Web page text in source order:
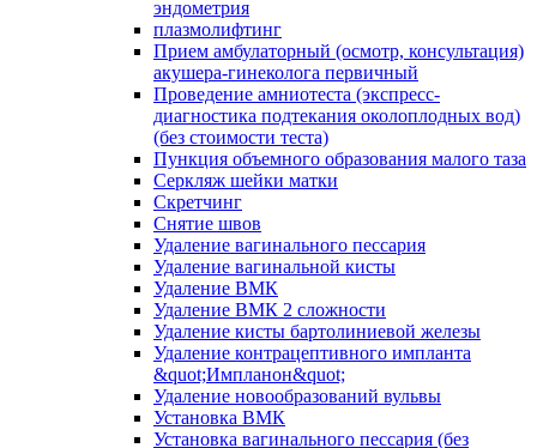
эндометрия
плазмолифтинг
Прием амбулаторный (осмотр, консультация)
акушера-гинеколога первичный
Проведение амниотеста (экспресс-
диагностика подтекания околоплодных вод)
(без стоимости теста)
Пункция объемного образования малого таза
Серкляж шейки матки
Скретчинг
Снятие швов
Удаление вагинального пессария
Удаление вагинальной кисты
Удаление ВМК
Удаление ВМК 2 сложности
Удаление кисты бартолиниевой железы
Удаление контрацептивного импланта
&quot;Импланон&quot;
Удаление новообразований вульвы
Установка ВМК
Установка вагинального пессария (без